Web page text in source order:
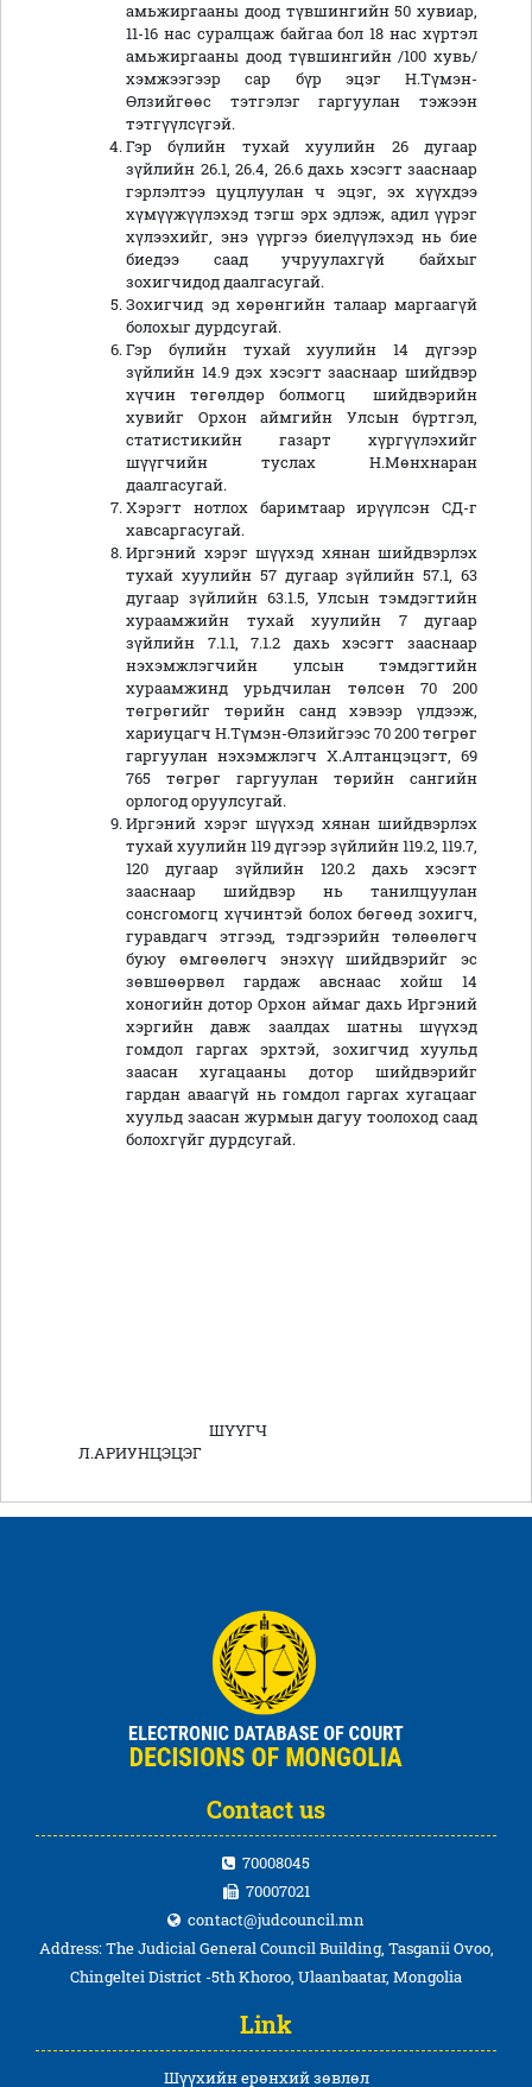
амьжиргааны доод түвшингийн 50 хувиар,
11-16 нас суралцаж байгаа бол 18 нас хүртэл
амьжиргааны доод түвшингийн /100 хувь/
хэмжээгээр сар бүр эцэг Н.Түмэн-
Өлзийгөөс тэтгэлэг гаргуулан тэжээн
тэтгүүлсүгэй.
Гэр бүлийн тухай хуулийн 26 дугаар
зүйлийн 26.1, 26.4, 26.6 дахь хэсэгт зааснаар
гэрлэлтээ цуцлуулан ч эцэг, эх хүүхдээ
хүмүүжүүлэхэд тэгш эрх эдлэж, адил үүрэг
хүлээхийг, энэ үүргээ биелүүлэхэд нь бие
биедээ саад учруулахгүй байхыг
зохигчидод даалгасугай.
Зохигчид эд хөрөнгийн талаар маргаагүй
болохыг дурдсугай.
Гэр бүлийн тухай хуулийн 14 дүгээр
зүйлийн 14.9 дэх хэсэгт зааснаар шийдвэр
хүчин төгөлдөр болмогц шийдвэрийн
хувийг Орхон аймгийн Улсын бүртгэл,
статистикийн газарт хүргүүлэхийг
шүүгчийн туслах Н.Мөнхнаран
даалгасугай.
Хэрэгт нотлох баримтаар ирүүлсэн СД-г
хавсаргасугай.
Иргэний хэрэг шүүхэд хянан шийдвэрлэх
тухай хуулийн 57 дугаар зүйлийн 57.1, 63
дугаар зүйлийн 63.1.5, Улсын тэмдэгтийн
хураамжийн тухай хуулийн 7 дугаар
зүйлийн 7.1.1, 7.1.2 дахь хэсэгт зааснаар
нэхэмжлэгчийн улсын тэмдэгтийн
хураамжинд урьдчилан төлсөн 70 200
төгрөгийг төрийн санд хэвээр үлдээж,
хариуцагч Н.Түмэн-Өлзийгээс 70 200 төгрөг
гаргуулан нэхэмжлэгч Х.Алтанцэцэгт, 69
765 төгрөг гаргуулан төрийн сангийн
орлогод оруулсугай.
Иргэний хэрэг шүүхэд хянан шийдвэрлэх
тухай хуулийн 119 дүгээр зүйлийн 119.2, 119.7,
120 дугаар зүйлийн 120.2 дахь хэсэгт
зааснаар шийдвэр нь танилцуулан
сонсгомогц хүчинтэй болох бөгөөд зохигч,
гуравдагч этгээд, тэдгээрийн төлөөлөгч
буюу өмгөөлөгч энэхүү шийдвэрийг эс
зөвшөөрвөл гардаж авснаас хойш 14
хоногийн дотор Орхон аймаг дахь Иргэний
хэргийн давж заалдах шатны шүүхэд
гомдол гаргах эрхтэй, зохигчид хуульд
заасан хугацааны дотор шийдвэрийг
гардан аваагүй нь гомдол гаргах хугацааг
хуульд заасан журмын дагуу тоолоход саад
болохгүйг дурдсугай.
ШҮҮГЧ
Л.АРИУНЦЭЦЭГ
Contact us
70008045
70007021
contact@judcouncil.mn
Address: The Judicial General Council Building, Tasganii Ovoo,
Chingeltei District -5th Khoroo, Ulaanbaatar, Mongolia
Link
Шүүхийн ерөнхий зөвлөл